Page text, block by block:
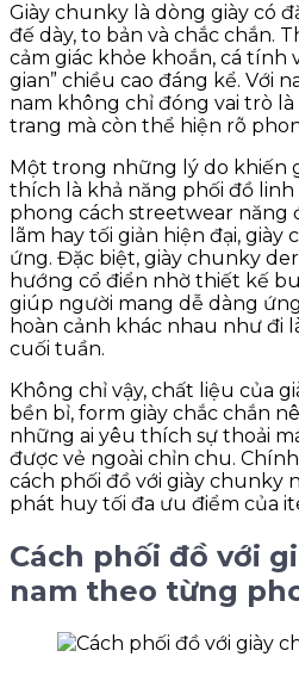
Giày chunky là dòng giày có
đế dày, to bản và chắc chắn.
cảm giác khỏe khoắn, cá tính
gian” chiều cao đáng kể. Với
nam không chỉ đóng vai trò
trang mà còn thể hiện rõ
Một trong những lý do khiến
thích là khả năng phối đồ
phong cách streetwear năng
lãm hay tối giản hiện đại,
ứng. Đặc biệt, giày chunky
hướng cổ điển nhờ thiết kế
giúp người mang dễ dàng
hoàn cảnh khác nhau như đi
cuối tuần.
Không chỉ vậy, chất liệu của
bền bỉ, form giày chắc chắn
những ai yêu thích sự thoải
được vẻ ngoài chỉn chu.
cách phối đồ với giày chunky
phát huy tối đa ưu điểm của
Cách phối đồ với
nam theo từng